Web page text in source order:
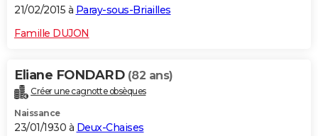
21/02/2015 à Paray-sous-Briailles
Famille DUJON
Eliane FONDARD (82 ans)
Créer une cagnotte obsèques
Naissance
23/01/1930 à Deux-Chaises